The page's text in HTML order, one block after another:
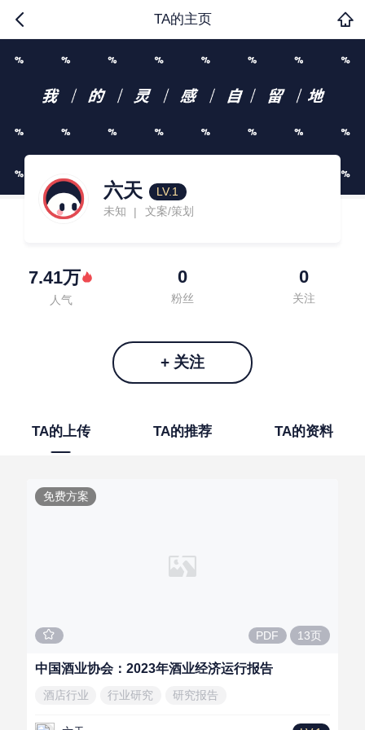
TA的主页
六天
LV.1
未知
| 文案/策划
7.41万
人气
0
粉丝
0
关注
+ 关注
TA的上传 TA的推荐 TA的资料
免费方案
PDF 13页
中国酒业协会：2023年酒业经济运行报告
酒店行业 行业研究 研究报告